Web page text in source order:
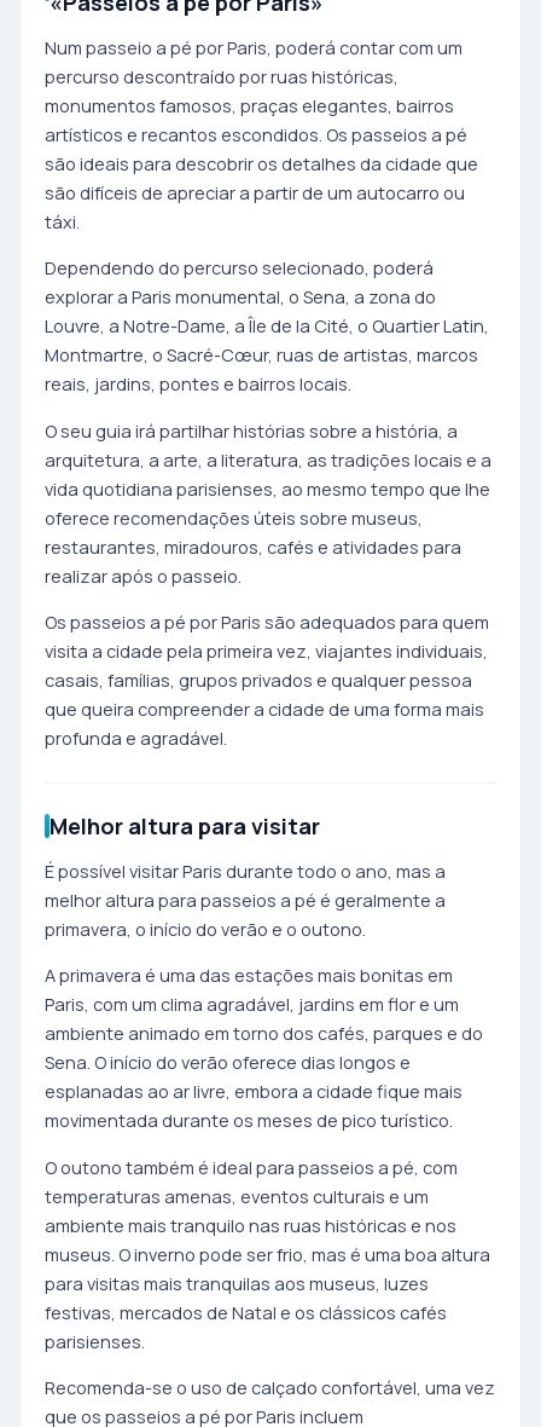
Num passeio a pé por Paris, poderá contar com um
percurso descontraído por ruas históricas,
monumentos famosos, praças elegantes, bairros
artísticos e recantos escondidos. Os passeios a pé
são ideais para descobrir os detalhes da cidade que
são difíceis de apreciar a partir de um autocarro ou
táxi.
Dependendo do percurso selecionado, poderá
explorar a Paris monumental, o Sena, a zona do
Louvre, a Notre-Dame, a Île de la Cité, o Quartier Latin,
Montmartre, o Sacré-Cœur, ruas de artistas, marcos
reais, jardins, pontes e bairros locais.
O seu guia irá partilhar histórias sobre a história, a
arquitetura, a arte, a literatura, as tradições locais e a
vida quotidiana parisienses, ao mesmo tempo que lhe
oferece recomendações úteis sobre museus,
restaurantes, miradouros, cafés e atividades para
realizar após o passeio.
Os passeios a pé por Paris são adequados para quem
visita a cidade pela primeira vez, viajantes individuais,
casais, famílias, grupos privados e qualquer pessoa
que queira compreender a cidade de uma forma mais
profunda e agradável.
Melhor altura para visitar
É possível visitar Paris durante todo o ano, mas a
melhor altura para passeios a pé é geralmente a
primavera, o início do verão e o outono.
A primavera é uma das estações mais bonitas em
Paris, com um clima agradável, jardins em flor e um
ambiente animado em torno dos cafés, parques e do
Sena. O início do verão oferece dias longos e
esplanadas ao ar livre, embora a cidade fique mais
movimentada durante os meses de pico turístico.
O outono também é ideal para passeios a pé, com
temperaturas amenas, eventos culturais e um
ambiente mais tranquilo nas ruas históricas e nos
museus. O inverno pode ser frio, mas é uma boa altura
para visitas mais tranquilas aos museus, luzes
festivas, mercados de Natal e os clássicos cafés
parisienses.
Recomenda-se o uso de calçado confortável, uma vez
que os passeios a pé por Paris incluem